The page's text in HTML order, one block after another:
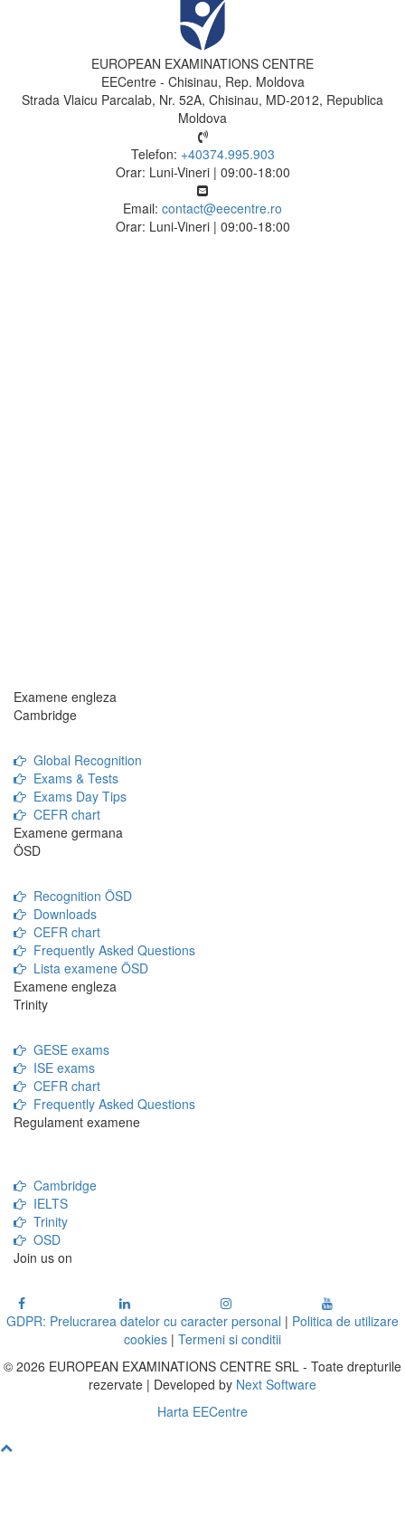
EUROPEAN EXAMINATIONS CENTRE
EECentre - Chisinau, Rep. Moldova
Strada Vlaicu Parcalab, Nr. 52A, Chisinau, MD-2012, Republica
Moldova
Telefon: +40374.995.903
Orar: Luni-Vineri | 09:00-18:00
Email: contact@eecentre.ro
Orar: Luni-Vineri | 09:00-18:00
Examene engleza
Cambridge
Global Recognition
Exams & Tests
Exams Day Tips
CEFR chart
Examene germana
ÖSD
Recognition ÖSD
Downloads
CEFR chart
Frequently Asked Questions
Lista examene ÖSD
Examene engleza
Trinity
GESE exams
ISE exams
CEFR chart
Frequently Asked Questions
Regulament examene
Cambridge
IELTS
Trinity
OSD
Join us on
GDPR: Prelucrarea datelor cu caracter personal | Politica de utilizare
cookies | Termeni si conditii
© 2026 EUROPEAN EXAMINATIONS CENTRE SRL - Toate drepturile
rezervate | Developed by Next Software
Harta EECentre